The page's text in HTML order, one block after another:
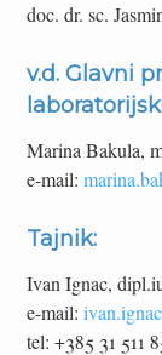
doc. dr. sc.
v.d. Glavni
Marina Bakula,
e-mail:
Tajnik:
Ivan Ignac,
e-mail:
tel: +385 31 511